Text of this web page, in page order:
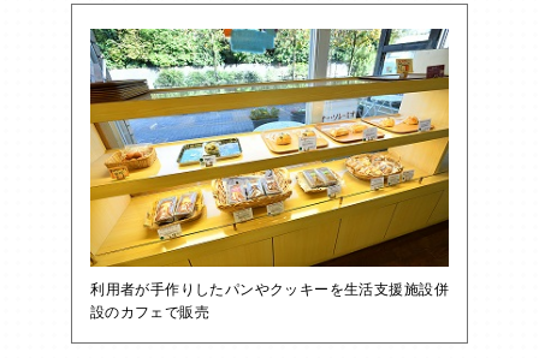
利用者が手作りしたパンやクッキーを生活支援施設併
設のカフェで販売